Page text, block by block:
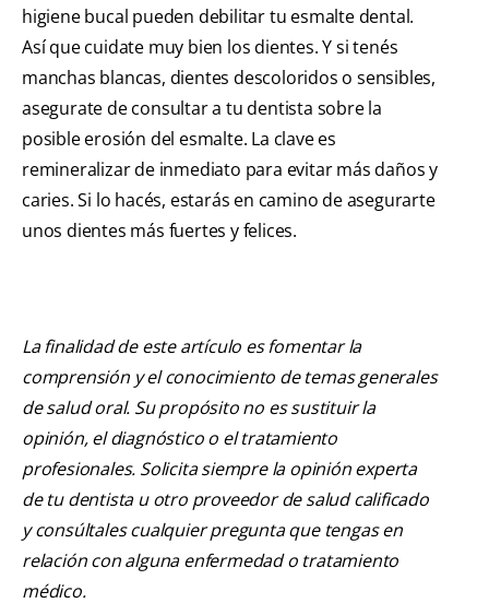
higiene bucal pueden debilitar tu esmalte dental.
Así que cuidate muy bien los dientes. Y si tenés
manchas blancas, dientes descoloridos o sensibles,
asegurate de consultar a tu dentista sobre la
posible erosión del esmalte. La clave es
remineralizar de inmediato para evitar más daños y
caries. Si lo hacés, estarás en camino de asegurarte
unos dientes más fuertes y felices.
La finalidad de este artículo es fomentar la
comprensión y el conocimiento de temas generales
de salud oral. Su propósito no es sustituir la
opinión, el diagnóstico o el tratamiento
profesionales. Solicita siempre la opinión experta
de tu dentista u otro proveedor de salud calificado
y consúltales cualquier pregunta que tengas en
relación con alguna enfermedad o tratamiento
médico.